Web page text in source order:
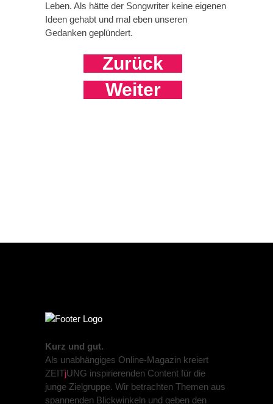
Leben. Als hätte der Songwriter keine eigenen
Ideen gehabt und mal eben unseren
Gedanken geplündert.
Zurück
Weiter
Kurz und gut.
Als unabhängiges Online-Magazin kreiert
ZEITjUNG inspirierenden Content für die
junge Zielgruppe. Wir betrachten Themen aus
spannenden Blickwinkeln und geben den